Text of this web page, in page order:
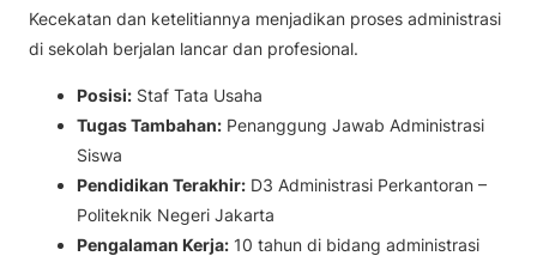
Kecekatan dan ketelitiannya menjadikan proses administrasi
di sekolah berjalan lancar dan profesional.
Posisi: Staf Tata Usaha
Tugas Tambahan: Penanggung Jawab Administrasi
Siswa
Pendidikan Terakhir: D3 Administrasi Perkantoran –
Politeknik Negeri Jakarta
Pengalaman Kerja: 10 tahun di bidang administrasi